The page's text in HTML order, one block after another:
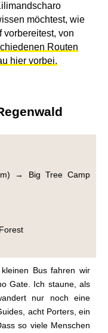
möchtest, wie
vorbereitest, von
Routen
hier vorbei.
m) → Big Tree Camp
Bus fahren wir
Gate. Ich staune, als
nur noch eine
acht Porters, ein
so viele Menschen